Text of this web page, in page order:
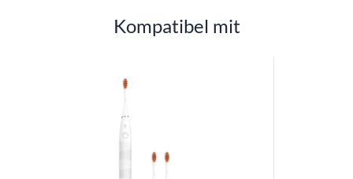
Kompatibel mit